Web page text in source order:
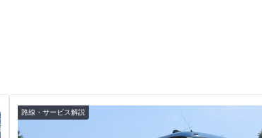
路線・サービス解説